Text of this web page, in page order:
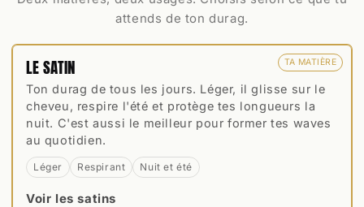
attends de ton durag.
TA MATIÈRE
LE SATIN
Ton durag de tous les jours. Léger, il glisse sur le
cheveu, respire l'été et protège tes longueurs la
nuit. C'est aussi le meilleur pour former tes waves
au quotidien.
Léger Respirant Nuit et été
Voir les satins